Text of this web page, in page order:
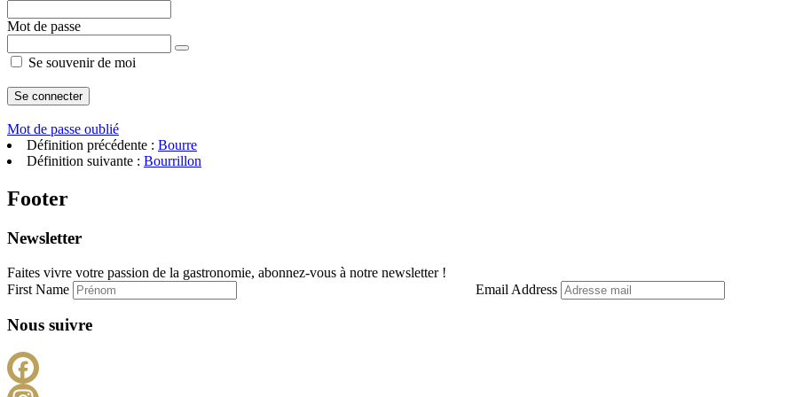
Mot de passe
Se souvenir de moi
Mot de passe oublié
Définition précédente : Bourre
Définition suivante : Bourrillon
Footer
Newsletter
Faites vivre votre passion de la gastronomie, abonnez-vous à notre newsletter !
First Name
Email Address
Nous suivre